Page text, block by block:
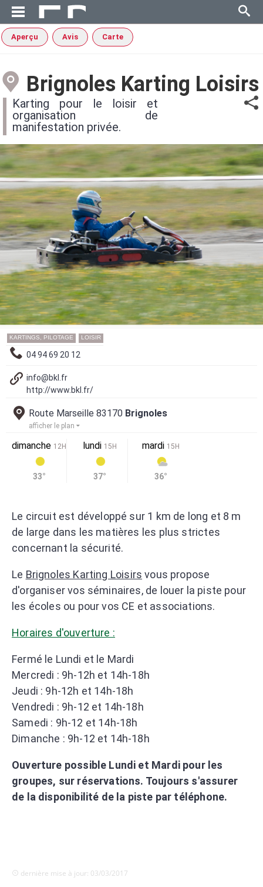
Aperçu Avis Carte
Brignoles Karting Loisirs
Karting pour le loisir et
organisation de
manifestation privée.
KARTINGS, PILOTAGE LOISIR
04 94 69 20 12
info@bkl.fr
http://www.bkl.fr/
Route Marseille 83170 Brignoles
afficher le plan
dimanche 12H
33°
lundi 15H
37°
mardi 15H
36°
Le circuit est développé sur 1 km de long et 8 m
de large dans les matières les plus strictes
concernant la sécurité.
Le Brignoles Karting Loisirs vous propose
d'organiser vos séminaires, de louer la piste pour
les écoles ou pour vos CE et associations.
Horaires d'ouverture :
Fermé le Lundi et le Mardi
Mercredi : 9h-12h et 14h-18h
Jeudi : 9h-12h et 14h-18h
Vendredi : 9h-12 et 14h-18h
Samedi : 9h-12 et 14h-18h
Dimanche : 9h-12 et 14h-18h
Ouverture possible Lundi et Mardi pour les
groupes, sur réservations. Toujours s'assurer
de la disponibilité de la piste par téléphone.
dernière mise à jour: 03/03/2017